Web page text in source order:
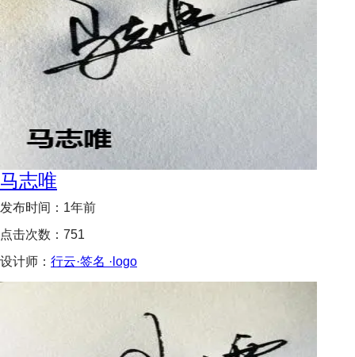
马志唯
发布时间： 1年前
点击次数： 751
设计师： 行云·签名 ·logo